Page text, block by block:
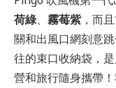
荷綠、 霧莓紫 ，而
關和出風口網刻意
往的束口收納袋，
營和旅行隨身攜帶